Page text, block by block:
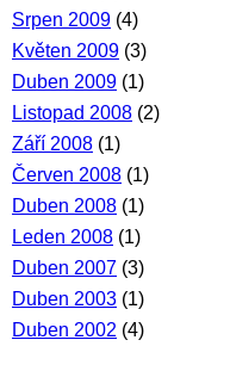
Srpen 2009 (4)
Květen 2009 (3)
Duben 2009 (1)
Listopad 2008 (2)
Září 2008 (1)
Červen 2008 (1)
Duben 2008 (1)
Leden 2008 (1)
Duben 2007 (3)
Duben 2003 (1)
Duben 2002 (4)